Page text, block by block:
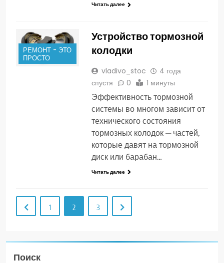
Читать далее
РЕМОНТ - ЭТО
ПРОСТО
Устройство тормозной
колодки
vladivo_stoc
4 года
спустя
0 1 минуты
Эффективность тормозной
системы во многом зависит от
технического состояния
тормозных колодок — частей,
которые давят на тормозной
диск или барабан…
Читать далее
1 2 3
Поиск